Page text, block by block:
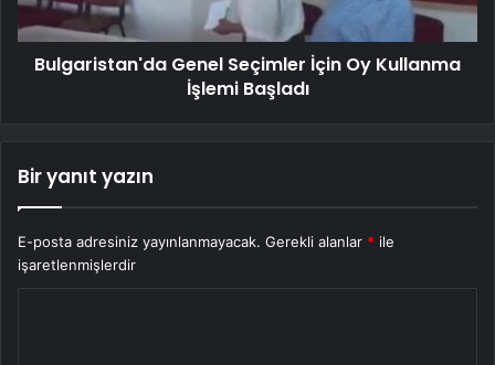
Bulgaristan'da Genel Seçimler İçin Oy Kullanma
İşlemi Başladı
Bir yanıt yazın
E-posta adresiniz yayınlanmayacak. Gerekli alanlar * ile
işaretlenmişlerdir